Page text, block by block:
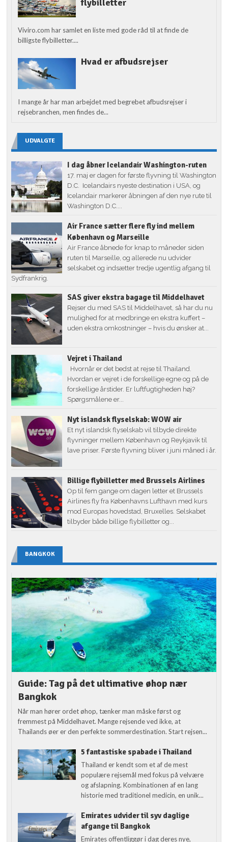
flybilletter
Viviro.com har samlet en liste med gode råd til at finde de
billigste flybilletter....
Hvad er afbudsrejser
I mange år har man arbejdet med begrebet afbudsrejser i
rejsebranchen, men findes de...
UDVALGTE
I dag åbner Icelandair Washington-ruten
17. maj er dagen for første flyvning til Washington
D.C. Icelandairs nyeste destination i USA, og
Icelandair markerer åbningen af den nye rute til
Washington D.C....
Air France sætter flere fly ind mellem
København og Marseille
Air France åbnede for knap to måneder siden
ruten til Marseille, og allerede nu udvider
selskabet og indsætter tredje ugentlig afgang til
Sydfrankrig.
SAS giver ekstra bagage til Middelhavet
Rejser du med SAS til Middelhavet, så har du nu
mulighed for at medbringe en ekstra kuffert –
uden ekstra omkostninger – hvis du ønsker at...
Vejret i Thailand
Hvornår er det bedst at rejse til Thailand.
Hvordan er vejret i de forskellige egne og på de
forskellige årstider. Er luftfugtigheden høj?
Spørgsmålene er...
Nyt islandsk flyselskab: WOW air
Et nyt islandsk flyselskab vil tilbyde direkte
flyvninger mellem København og Reykjavik til
lave priser. Første flyvning bliver i juni måned i år.
Billige flybilletter med Brussels Airlines
Op til fem gange om dagen letter et Brussels
Airlines fly fra Københavns Lufthavn med kurs
mod Europas hovedstad, Bruxelles. Selskabet
tilbyder både billige flybilletter og...
BANGKOK
Guide: Tag på det ultimative øhop nær
Bangkok
Når man hører ordet øhop, tænker man måske først og
fremmest på Middelhavet. Mange rejsende ved ikke, at
Thailands øer er den perfekte sommerdestination. Start rejsen...
5 fantastiske spabade i Thailand
Thailand er kendt som et af de mest
populære rejsemål med fokus på velvære
og afslapning. Kombinationen af en lang
historie med traditionel medicin, en unik...
Emirates udvider til syv daglige
afgange til Bangkok
Emirates offentliggør i dag deres nye,